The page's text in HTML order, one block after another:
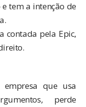
tem a intenção de
contada pela Epic,
que usa
perde